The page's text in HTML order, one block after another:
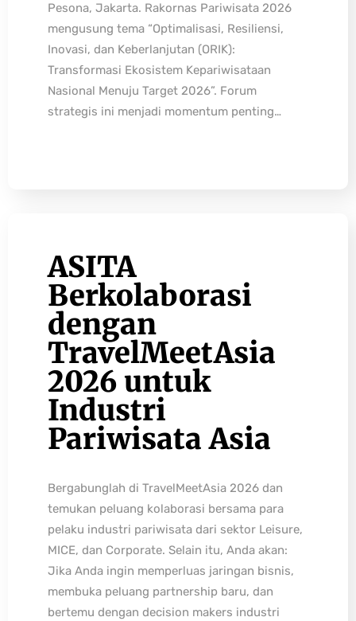
Pesona, Jakarta. Rakornas Pariwisata 2026
mengusung tema “Optimalisasi, Resiliensi,
Inovasi, dan Keberlanjutan (ORIK):
Transformasi Ekosistem Kepariwisataan
Nasional Menuju Target 2026”. Forum
strategis ini menjadi momentum penting…
ASITA
Berkolaborasi
dengan
TravelMeetAsia
2026 untuk
Industri
Pariwisata Asia
Bergabunglah di TravelMeetAsia 2026 dan
temukan peluang kolaborasi bersama para
pelaku industri pariwisata dari sektor Leisure,
MICE, dan Corporate. Selain itu, Anda akan:
Jika Anda ingin memperluas jaringan bisnis,
membuka peluang partnership baru, dan
bertemu dengan decision makers industri